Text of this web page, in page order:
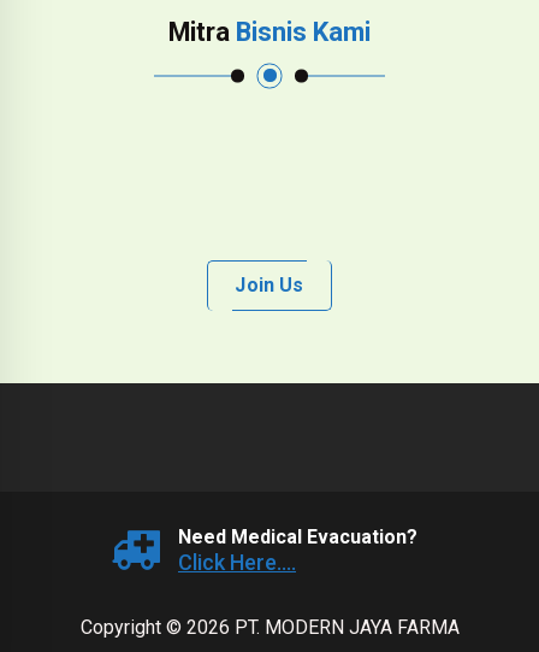
Mitra Bisnis Kami
Join Us
Need Medical Evacuation?
Click Here....
Copyright © 2026 PT. MODERN JAYA FARMA